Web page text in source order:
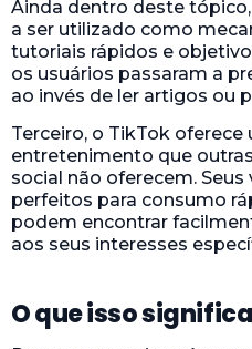
Ainda dentro deste
a ser utilizado como
tutoriais rápidos e
os usuários passaram a
ao invés de ler artigos ou
Terceiro, o TikTok
entretenimento que
social não oferecem.
perfeitos para consumo
podem encontrar
aos seus interesses
O que isso